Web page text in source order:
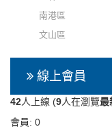
南港區
文山區
線上會員
42人上線 (9人在瀏覽最
會員: 0